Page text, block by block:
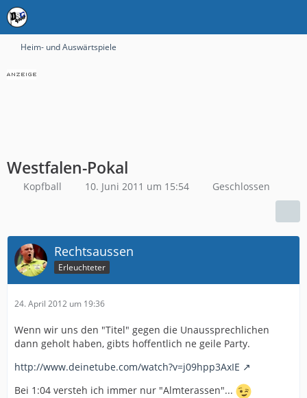
Heim- und Auswärtspiele
Westfalen-Pokal
Kopfball 10. Juni 2011 um 15:54 Geschlossen
Rechtsaussen
Erleuchteter
24. April 2012 um 19:36
Wenn wir uns den "Titel" gegen die Unaussprechlichen
dann geholt haben, gibts hoffentlich ne geile Party.
http://www.deinetube.com/watch?v=j09hpp3AxIE
Bei 1:04 versteh ich immer nur "Almterassen"...